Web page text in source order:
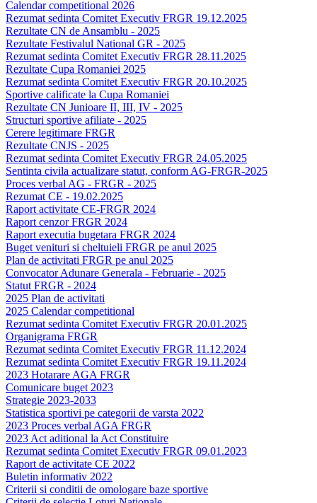
Calendar competitional 2026
Rezumat sedinta Comitet Executiv FRGR 19.12.2025
Rezultate CN de Ansamblu - 2025
Rezultate Festivalul National GR - 2025
Rezumat sedinta Comitet Executiv FRGR 28.11.2025
Rezultate Cupa Romaniei 2025
Rezumat sedinta Comitet Executiv FRGR 20.10.2025
Sportive calificate la Cupa Romaniei
Rezultate CN Junioare II, III, IV - 2025
Structuri sportive afiliate - 2025
Cerere legitimare FRGR
Rezultate CNJS - 2025
Rezumat sedinta Comitet Executiv FRGR 24.05.2025
Sentinta civila actualizare statut, conform AG-FRGR-2025
Proces verbal AG - FRGR - 2025
Rezumat CE - 19.02.2025
Raport activitate CE-FRGR 2024
Raport cenzor FRGR 2024
Raport executia bugetara FRGR 2024
Buget venituri si cheltuieli FRGR pe anul 2025
Plan de activitati FRGR pe anul 2025
Convocator Adunare Generala - Februarie - 2025
Statut FRGR - 2024
2025 Plan de activitati
2025 Calendar competitional
Rezumat sedinta Comitet Executiv FRGR 20.01.2025
Organigrama FRGR
Rezumat sedinta Comitet Executiv FRGR 11.12.2024
Rezumat sedinta Comitet Executiv FRGR 19.11.2024
2023 Hotarare AGA FRGR
Comunicare buget 2023
Strategie 2023-2033
Statistica sportivi pe categorii de varsta 2022
2023 Proces verbal AGA FRGR
2023 Act aditional la Act Constituire
Rezumat sedinta Comitet Executiv FRGR 09.01.2023
Raport de activitate CE 2022
Buletin informativ 2022
Criterii si conditii de omologare baze sportive